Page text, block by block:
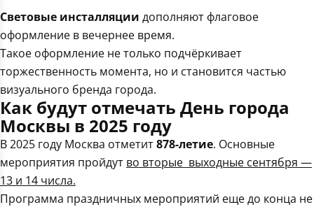
Световые инсталляции дополняют флаговое
оформление в вечернее время.
Такое оформление не только подчёркивает
торжественность момента, но и становится частью
визуального бренда города.
Как будут отмечать День города
Москвы в 2025 году
В 2025 году Москва отметит878-летие. Основные
мероприятия пройдут во вторые выходные сентября —
13 и 14 числа.
Программа праздничных мероприятий еще до конца не